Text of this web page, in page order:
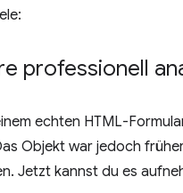
professionell
echten HTML-
Objekt war jedoch
Jetzt kannst du es